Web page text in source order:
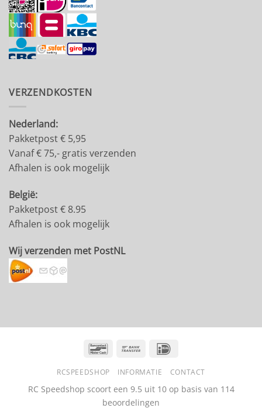
VERZENDKOSTEN
Nederland:
Pakketpost € 5,95
Vanaf € 75,- gratis verzenden
Afhalen is ook mogelijk
België:
Pakketpost € 8.95
Afhalen is ook mogelijk
Wij verzenden met PostNL
BancontactBank
RCSPEEDSHOP INFORMATIE CONTACT
RC Speedshop scoort een 9.5 uit 10op basis van 114
beoordelingen